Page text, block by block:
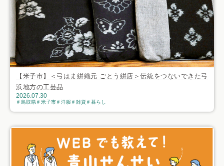
【米子市】＜弓はま絣織元 ごとう絣店＞伝統をつないできた弓
浜地方の工芸品
2026.07.30
鳥取県 米子市 洋服 雑貨 暮らし